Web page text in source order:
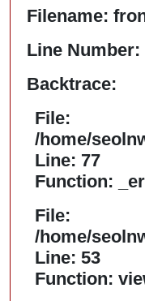
Filename:
Line Number:
Backtrace:
File:
/home/
Line: 77
Function:
File:
/home/
Line: 53
Function: